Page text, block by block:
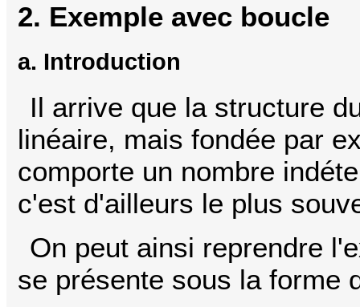
2. Exemple avec boucle
a. Introduction
Il arrive que la structure
linéaire, mais fondée par
comporte un nombre
c'est d'ailleurs le plus
On peut ainsi reprendre
se présente sous la forme